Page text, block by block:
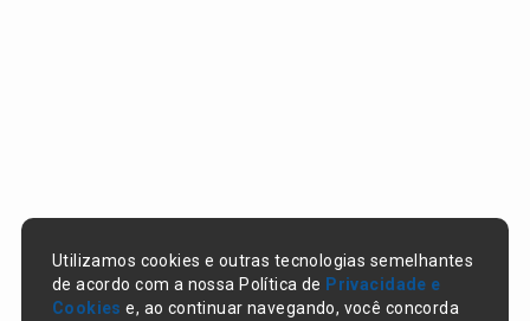
Utilizamos cookies e outras tecnologias semelhantes
de acordo com a nossa Política de Privacidade e
Cookies e, ao continuar navegando, você concorda